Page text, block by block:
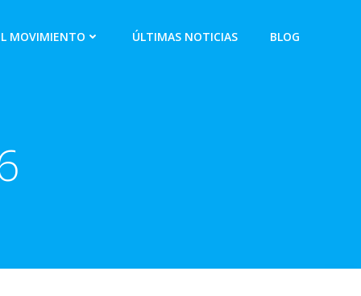
MOVIMIENTO ÚLTIMAS NOTICIAS BLOG